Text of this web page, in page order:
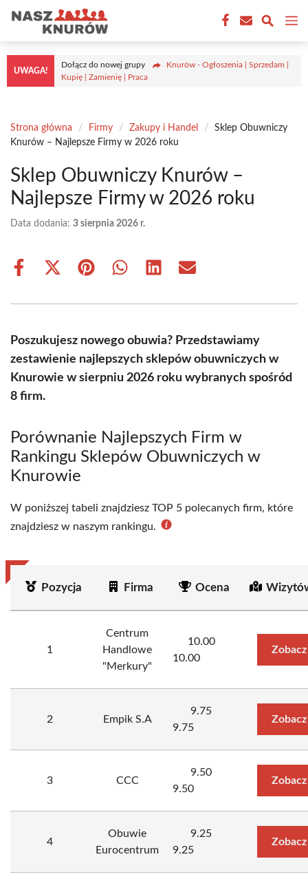
treści
UWAGA!
Dołącz do nowej grupy
Knurów - Ogłoszenia | Sprzedam |
Kupię | Zamienię | Praca
Strona główna / Firmy / Zakupy i Handel /
Sklep Obuwniczy
Knurów – Najlepsze Firmy w 2026 roku
Sklep Obuwniczy Knurów –
Najlepsze Firmy w 2026 roku
Data dodania: 3 sierpnia 2026 r.
Share
Share
(Twitter)
Share Share Share Share
Poszukujesz nowego obuwia? Przedstawiamy
zestawienie najlepszych sklepów obuwniczych w
Knurowie w sierpniu 2026 roku wybranych spośród
8 firm.
Porównanie Najlepszych Firm w
Rankingu Sklepów Obuwniczych w
Knurowie
W poniższej tabeli znajdziesz TOP 5 polecanych firm, które
znajdziesz w naszym rankingu.
Pozycja Firma Ocena
1
Centrum
Handlowe
"Merkury"
10.00
10.00
2 Empik S.A
9.75
9.75
3 CCC
9.50
9.50
4
Obuwie
Eurocentrum
9.25
9.25